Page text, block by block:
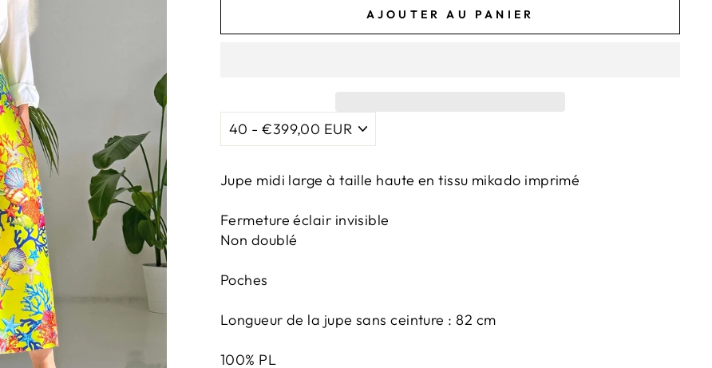
AJOUTER AU PANIER
Jupe midi large à taille haute en tissu mikado imprimé
Fermeture éclair invisible
Non doublé
Poches
Longueur de la jupe sans ceinture : 82 cm
100% PL